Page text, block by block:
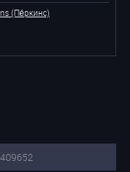
(Пе́ркинс)